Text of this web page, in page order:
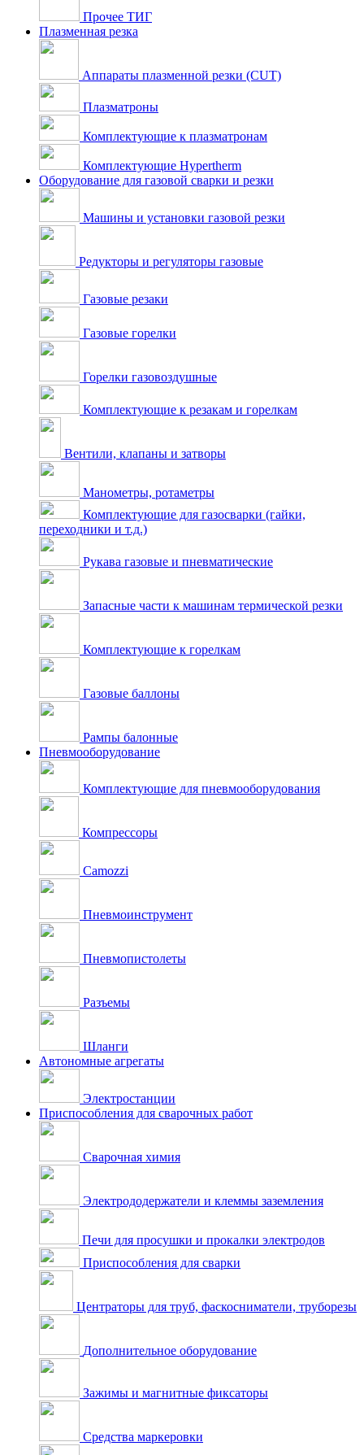
Прочее ТИГ
Плазменная резка
Аппараты плазменной резки (CUT)
Плазматроны
Комплектующие к плазматронам
Комплектующие Hypertherm
Оборудование для газовой сварки и резки
Машины и установки газовой резки
Редукторы и регуляторы газовые
Газовые резаки
Газовые горелки
Горелки газовоздушные
Комплектующие к резакам и горелкам
Вентили, клапаны и затворы
Манометры, ротаметры
Комплектующие для газосварки (гайки,
переходники и т.д.)
Рукава газовые и пневматические
Запасные части к машинам термической резки
Комплектующие к горелкам
Газовые баллоны
Рампы балонные
Пневмооборудование
Комплектующие для пневмооборудования
Компрессоры
Camozzi
Пневмоинструмент
Пневмопистолеты
Разъемы
Шланги
Автономные агрегаты
Электростанции
Приспособления для сварочных работ
Сварочная химия
Электрододержатели и клеммы заземления
Печи для просушки и прокалки электродов
Приспособления для сварки
Центраторы для труб, фаскосниматели, труборезы
Дополнительное оборудование
Зажимы и магнитные фиксаторы
Средства маркеровки